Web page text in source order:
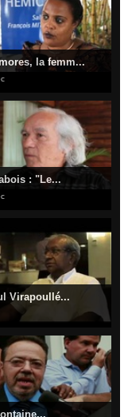
la femm...
: "Le...
Virapoullé...